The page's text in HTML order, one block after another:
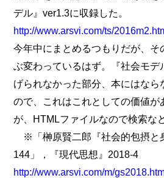
デル』ver1.3に収録した。
http://www.arsvi.com/ts/
今年中にまとめるつもりだが、そ
ぶ変わっているはず。『社会モデ
げられなかった部分、本にはなら
ので、これはこれとしての価値が
が、HTMLファイルなので検索な
※「榊原賢二郎『社会的包摂と
144」，『現代思想』2018-4
http://www.arsvi.com/m/